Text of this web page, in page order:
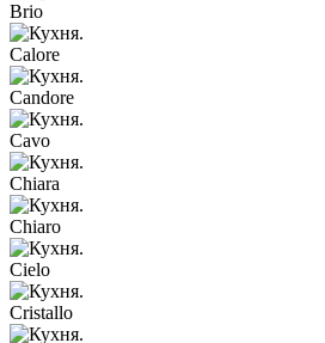
Brio
Calore
Candore
Cavo
Chiara
Chiaro
Cielo
Cristallo